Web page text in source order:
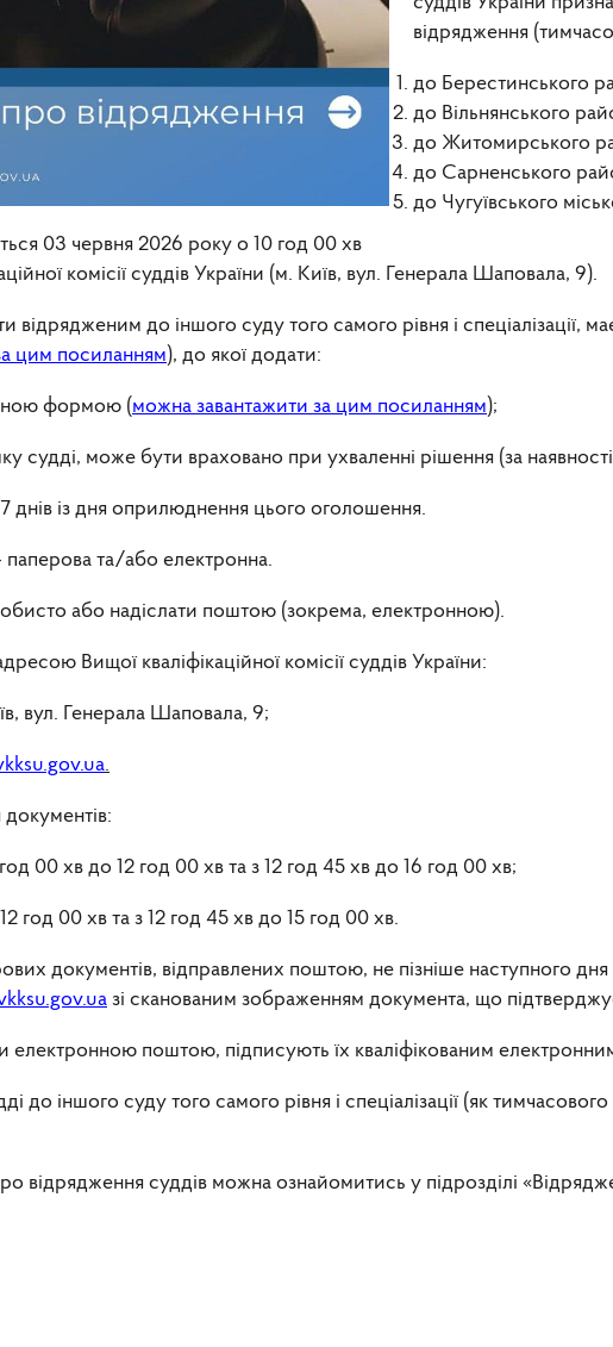
відрядження
до Берестинського
до Вільнянського
до Житомирського
до Сарненського
до Чугуївського
03 червня 2026 року о 10 год 00 хв
комісії суддів України (м. Київ, вул. Генерала Шаповала, 9).
відрядженим до іншого суду того самого рівня і спеціалізації,
цим посиланням), до якої додати:
формою (можна завантажити за цим посиланням);
судді, може бути враховано при ухваленні рішення (за
днів із дня оприлюднення цього оголошення.
та/або електронна.
або надіслати поштою (зокрема, електронною).
Вищої кваліфікаційної комісії суддів України:
вул. Генерала Шаповала, 9;
.
00 хв до 12 год 00 хв та з 12 год 45 хв до 16 год 00 хв;
год 00 хв та з 12 год 45 хв до 15 год 00 хв.
документів, відправлених поштою, не пізніше наступного дня
зі сканованим зображенням документа, що
електронною поштою, підписують їх кваліфікованим
до іншого суду того самого рівня і спеціалізації (як
відрядження суддів можна ознайомитись у підрозділі